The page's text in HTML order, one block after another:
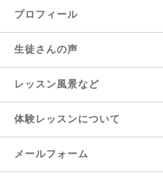
プロフィール
生徒さんの声
レッスン風景など
体験レッスンについて
メールフォーム